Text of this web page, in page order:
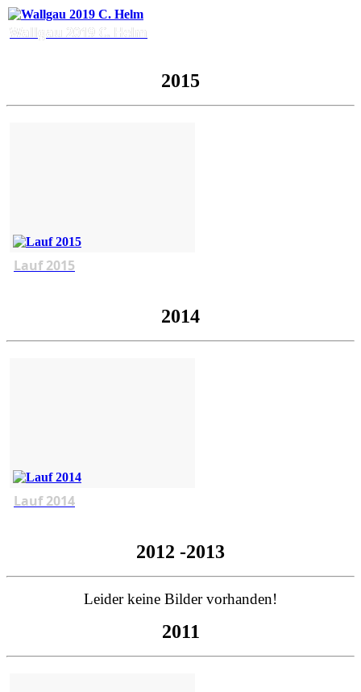
Wallgau 2019 C. Helm
2015
Lauf 2015
2014
Lauf 2014
2012 -2013
Leider keine Bilder vorhanden!
2011